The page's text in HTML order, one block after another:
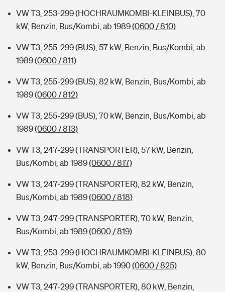
VW T3, 253-299 (HOCHRAUMKOMBI-KLEINBUS), 70
kW, Benzin, Bus/Kombi, ab 1989(0600 / 810)
VW T3, 255-299 (BUS), 57 kW, Benzin, Bus/Kombi, ab
1989(0600 / 811)
VW T3, 255-299 (BUS), 82 kW, Benzin, Bus/Kombi, ab
1989(0600 / 812)
VW T3, 255-299 (BUS), 70 kW, Benzin, Bus/Kombi, ab
1989(0600 / 813)
VW T3, 247-299 (TRANSPORTER), 57 kW, Benzin,
Bus/Kombi, ab 1989(0600 / 817)
VW T3, 247-299 (TRANSPORTER), 82 kW, Benzin,
Bus/Kombi, ab 1989(0600 / 818)
VW T3, 247-299 (TRANSPORTER), 70 kW, Benzin,
Bus/Kombi, ab 1989(0600 / 819)
VW T3, 253-299 (HOCHRAUMKOMBI-KLEINBUS), 80
kW, Benzin, Bus/Kombi, ab 1990(0600 / 825)
VW T3, 247-299 (TRANSPORTER), 80 kW, Benzin,